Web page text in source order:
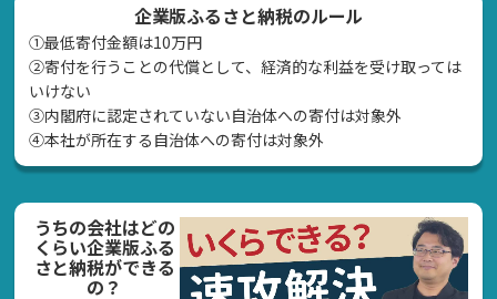
企業版ふるさと納税のルール
①最低寄付金額は10万円
②寄付を行うことの代償として、経済的な利益を受け取っては
いけない
➂内閣府に認定されていない自治体への寄付は対象外
④本社が所在する自治体への寄付は対象外
うちの会社はどの
くらい企業版ふる
さと納税ができる
の？